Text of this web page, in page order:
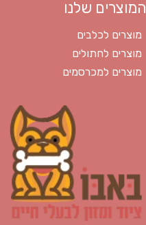
המוצרים שלנו
מוצרים לכלבים
מוצרים לחתולים
מוצרים למכרסמים